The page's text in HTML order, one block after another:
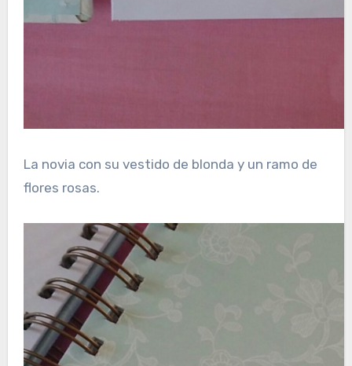
La novia con su vestido de blonda y un ramo de
flores rosas.